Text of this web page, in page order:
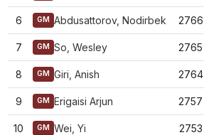
6 GM Abdusattorov, Nodirbek 2766
7 GM So, Wesley 2765
8 GM Giri, Anish 2764
9 GM Erigaisi Arjun 2757
10 GM Wei, Yi 2753